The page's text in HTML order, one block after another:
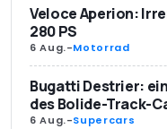
Veloce Aperion:
280 PS
6 Aug.-Motorrad
Bugatti Destrier:
des Bolide-Track-
6 Aug.-Supercars